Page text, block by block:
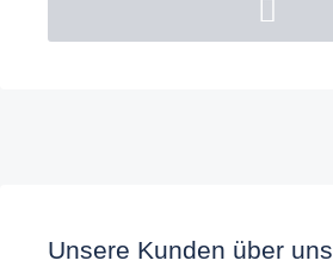
Unsere Kunden über uns